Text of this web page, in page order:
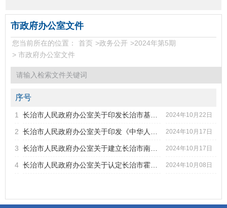
2022年第5期
2022年第4期
2022年第3期
2022年第2期
2022年第1期
2021年第6期
2021年第5期
2021年第3期
2021年第2期
2021年第1期
2020年第5期
2020年第2期
市政府办公室文件
您当前所在的位置： 首页 >政务公开 >2024年第5期
> 市政府办公室文件
序号
标题
发文字号 发布日期
1 2024年10月22日
2 2024年10月17日
3 2024年10月17日
4 2024年10月08日